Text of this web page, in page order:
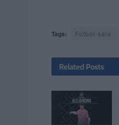
Tags: Fútbol-sala
Related Posts